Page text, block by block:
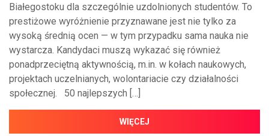
Białegostoku dla szczególnie uzdolnionych studentów. To
prestiżowe wyróżnienie przyznawane jest nie tylko za
wysoką średnią ocen — w tym przypadku sama nauka nie
wystarcza. Kandydaci muszą wykazać się również
ponadprzeciętną aktywnością, m.in. w kołach naukowych,
projektach uczelnianych, wolontariacie czy działalności
społecznej. 50 najlepszych […]
WIĘCEJ